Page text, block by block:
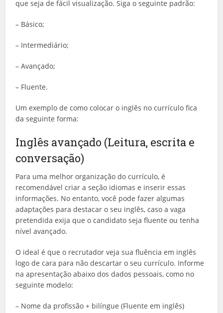
que seja de fácil visualização. Siga o seguinte padrão:
– Básico;
– Intermediário;
– Avançado;
– Fluente.
Um exemplo de como colocar o inglês no currículo fica
da seguinte forma:
Inglês avançado (Leitura, escrita e
conversação)
Para uma melhor organização do currículo, é
recomendável criar a seção idiomas e inserir essas
informações. No entanto, você pode fazer algumas
adaptações para destacar o seu inglês, caso a vaga
pretendida exija que o candidato seja fluente ou tenha
nível avançado.
O ideal é que o recrutador veja sua fluência em inglês
logo de cara para não descartar o seu currículo. Informe
na apresentação abaixo dos dados pessoais, como no
seguinte modelo:
– Nome da profissão + bilíngue (Fluente em inglês)